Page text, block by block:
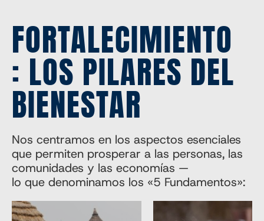
FORTALECIMIENTO
: LOS PILARES DEL
BIENESTAR
Nos centramos en los aspectos esenciales
que permiten prosperar a las personas, las
comunidades y las economías —
lo que denominamos los «5 Fundamentos»: